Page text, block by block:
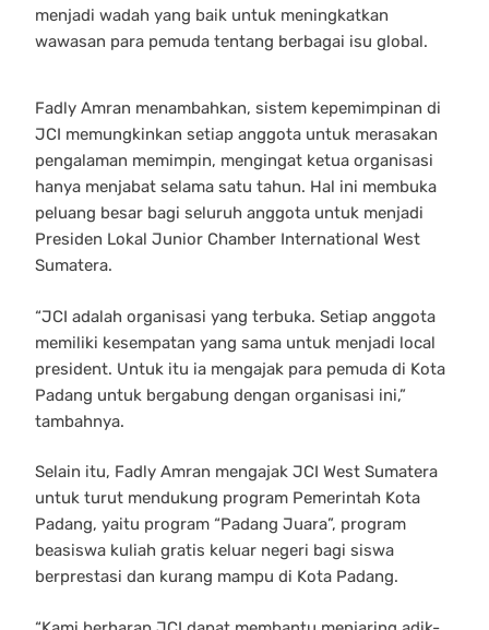
menjadi wadah yang baik untuk meningkatkan
wawasan para pemuda tentang berbagai isu global.
Fadly Amran menambahkan, sistem kepemimpinan di
JCI memungkinkan setiap anggota untuk merasakan
pengalaman memimpin, mengingat ketua organisasi
hanya menjabat selama satu tahun. Hal ini membuka
peluang besar bagi seluruh anggota untuk menjadi
Presiden Lokal Junior Chamber International West
Sumatera.
“JCI adalah organisasi yang terbuka. Setiap anggota
memiliki kesempatan yang sama untuk menjadi local
president. Untuk itu ia mengajak para pemuda di Kota
Padang untuk bergabung dengan organisasi ini,”
tambahnya.
Selain itu, Fadly Amran mengajak JCI West Sumatera
untuk turut mendukung program Pemerintah Kota
Padang, yaitu program “Padang Juara”, program
beasiswa kuliah gratis keluar negeri bagi siswa
berprestasi dan kurang mampu di Kota Padang.